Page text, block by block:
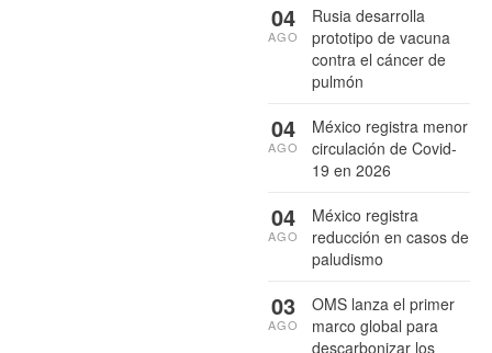
Rusia desarrolla
prototipo de vacuna
contra el cáncer de
pulmón
04
AGO
México registra menor
circulación de Covid-
19 en 2026
04
AGO
México registra
reducción en casos de
paludismo
04
AGO
OMS lanza el primer
marco global para
descarbonizar los
03
AGO